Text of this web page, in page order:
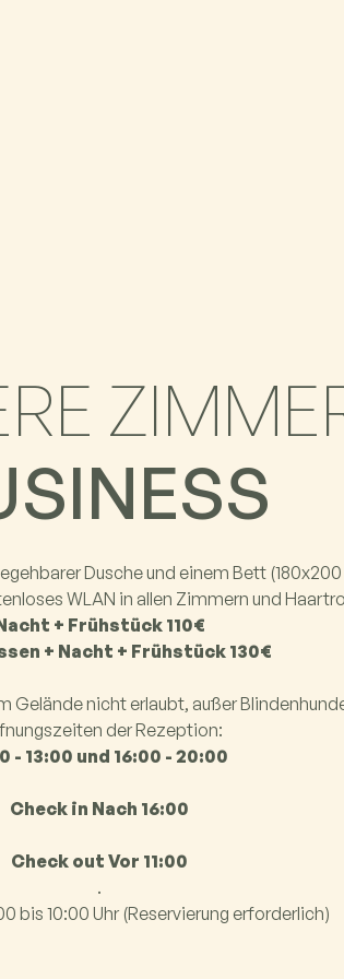
Dusche und einem Bett
WLAN in allen Zimmern und
+ Frühstück 110€
+ Nacht + Frühstück 130€
nicht erlaubt, außer
der Rezeption:
- 13:00 und 16:00 - 20:00
Check in Nach 16:00
Check out Vor 11:00
‍.
bis 10:00 Uhr (Reservierung erforderlich)